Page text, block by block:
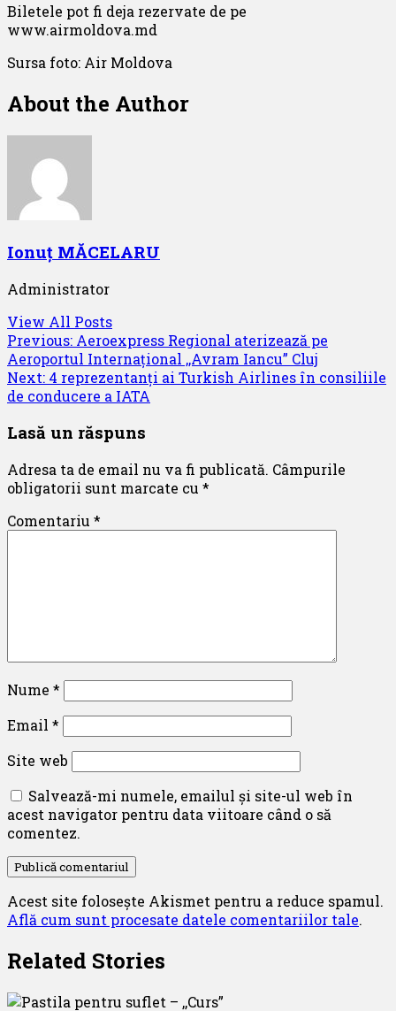
Biletele pot fi deja rezervate de pe
www.airmoldova.md
Sursa foto: Air Moldova
About the Author
Ionuț MĂCELARU
Administrator
View All Posts
Post
navigation
Previous: Aeroexpress Regional aterizează pe
Aeroportul Internațional ,,Avram Iancu” Cluj
Next: 4 reprezentanți ai Turkish Airlines în consiliile
de conducere a IATA
Lasă un răspuns
Adresa ta de email nu va fi publicată. Câmpurile
obligatorii sunt marcate cu *
Comentariu *
Nume *
Email *
Site web
Salvează-mi numele, emailul și site-ul web în
acest navigator pentru data viitoare când o să
comentez.
Acest site folosește Akismet pentru a reduce spamul.
Află cum sunt procesate datele comentariilor tale.
Related Stories